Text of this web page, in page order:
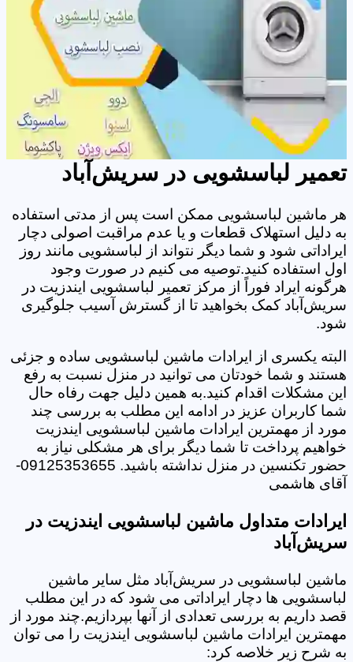
تعمیر لباسشویی در سریش‌آباد
هر ماشین لباسشویی ممکن است پس از مدتی استفاده
به دلیل استهلاک قطعات و یا عدم مراقبت اصولی دچار
ایراداتی شود و شما دیگر نتواند از لباسشویی مانند روز
اول استفاده کنید.توصیه می کنیم در صورت وجود
هرگونه ایراد فوراً از مرکز تعمیر لباسشویی ایندزیت در
سریش‌آباد کمک بخواهید تا از گسترش آسیب جلوگیری
شود.
البته یکسری از ایرادات ماشین لباسشویی ساده و جزئی
هستند و شما خودتان می توانید در منزل نسبت به رفع
این مشکلات اقدام کنید.به همین دلیل جهت رفاه حال
شما کاربران عزیز در ادامه این مطلب به بررسی چند
مورد از مهمترین ایرادات ماشین لباسشویی ایندزیت
خواهیم پرداخت تا شما دیگر برای هر مشکلی نیاز به
حضور تکنسین در منزل نداشته باشید. 09125353655-
آقای هاشمی
ایرادات متداول ماشین لباسشویی ایندزیت در
سریش‌آباد
ماشین لباسشویی در سریش‌آباد مثل سایر ماشین
لباسشویی ها دچار ایراداتی می شود که در این مطلب
قصد داریم به بررسی تعدادی از آنها بپردازیم.چند مورد از
مهمترین ایرادات ماشین لباسشویی ایندزیت را می توان
به شرح زیر خلاصه کرد: